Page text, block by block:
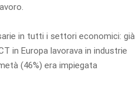
in tutti i settori economici: già
in Europa lavorava in industrie
(46%) era impiegata